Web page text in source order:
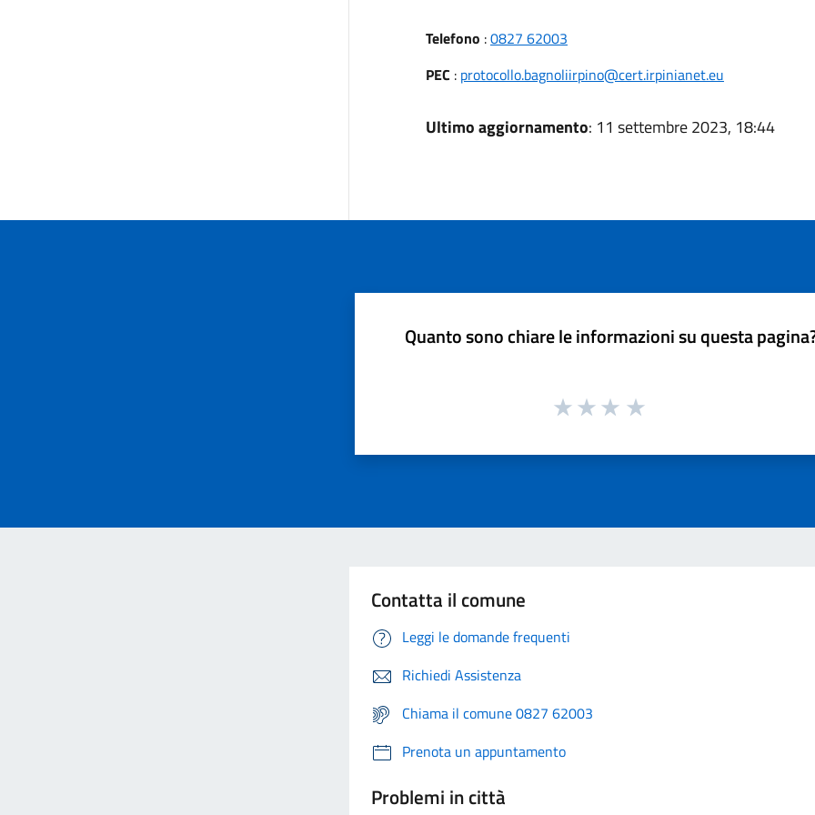
Telefono :0827 62003
PEC : protocollo.bagnoliirpino@cert.irpinianet.eu
Ultimo aggiornamento: 11 settembre 2023, 18:44
Quanto sono chiare le informazioni su questa
Contatta il comune
Leggi le domande frequenti
Richiedi Assistenza
Chiama il comune 0827 62003
Prenota un appuntamento
Problemi in città